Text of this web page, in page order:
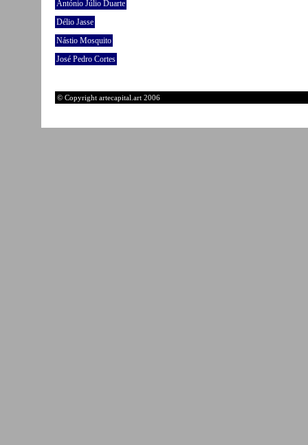
António Júlio Duarte
Délio Jasse
Nástio Mosquito
José Pedro Cortes
© Copyright artecapital.art 2006